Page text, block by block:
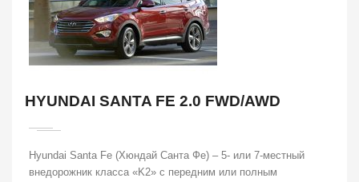
HYUNDAI SANTA FE 2.0 FWD/AWD
Hyundai Santa Fe (Хюндай Санта Фе) – 5- или 7-местный
внедорожник класса «K2» с передним или полным